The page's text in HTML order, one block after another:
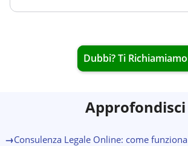
Dubbi? Ti Richiamiamo
Approfondisci
→Consulenza Legale Online: come funziona